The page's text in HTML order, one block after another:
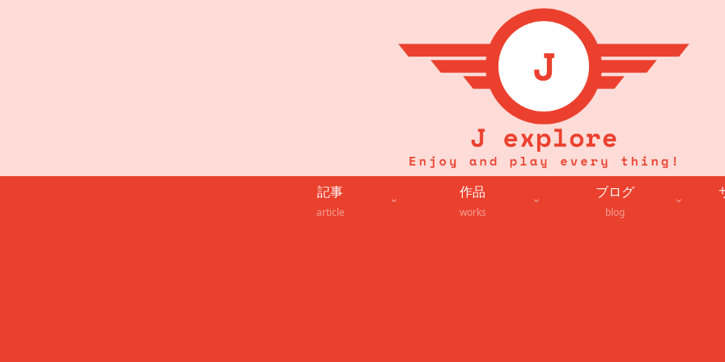
記事
article
作品
works
ブログ
blog